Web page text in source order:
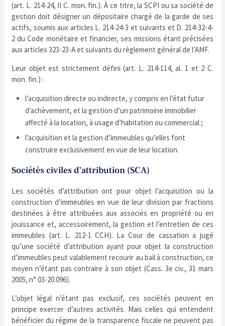
(art. L. 214-24, II C. mon. fin.). À ce titre, la SCPI ou sa société de
gestion doit désigner un dépositaire chargé de la garde de ses
actifs, soumis aux articles L. 214-24-3 et suivants et D. 214-32-4-
2 du Code monétaire et financier, ses missions étant précisées
aux articles 323-23-A et suivants du règlement général de l’AMF.
Leur objet est strictement défini (art. L. 214-114, al. 1 et 2 C.
mon. fin.) :
l’acquisition directe ou indirecte, y compris en l’état futur
d’achèvement, et la gestion d’un patrimoine immobilier
affecté à la location, à usage d’habitation ou commercial ;
l’acquisition et la gestion d’immeubles qu’elles font
construire exclusivement en vue de leur location.
Sociétés civiles d’attribution (SCA)
Les sociétés d’attribution ont pour objet l’acquisition ou la
construction d’immeubles en vue de leur division par fractions
destinées à être attribuées aux associés en propriété ou en
jouissance et, accessoirement, la gestion et l’entretien de ces
immeubles (art. L. 212-1 CCH). La Cour de cassation a jugé
qu’une société d’attribution ayant pour objet la construction
d’immeubles peut valablement recourir au bail à construction, ce
moyen n’étant pas contraire à son objet (Cass. 3e civ., 31 mars
2005, n° 03-20.096).
L’objet légal n’étant pas exclusif, ces sociétés peuvent en
principe exercer d’autres activités. Mais celles qui entendent
bénéficier du régime de la transparence fiscale ne peuvent pas